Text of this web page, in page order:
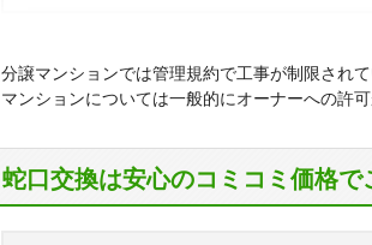
エクステ東松戸
エクセレント八柱駅前
オーベル新松戸
カストル松戸
分譲マンションでは管理規約で工事が制限され
マンションについては一般的にオーナーへの許
蛇口交換は安心のコミコミ価格で